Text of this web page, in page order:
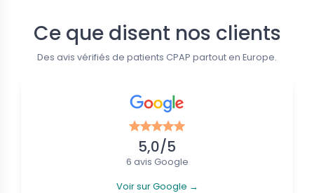
Ce que disent nos clients
Des avis vérifiés de patients CPAP partout en Europe.
5,0/5
6 avis Google
Voir sur Google →